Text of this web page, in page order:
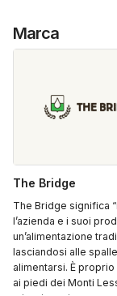
Marca
The Bridge
The Bridge significa
l’azienda e i suoi
un’alimentazione
lasciandosi alle
alimentarsi. È
ai piedi dei Monti